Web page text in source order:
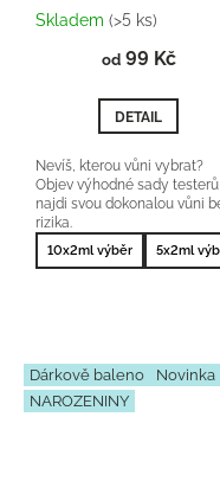
hodnocení
je
z
5
Skladem (>5 ks)
od99 Kč
DETAIL
Nevíš, kterou vůni vybrat?
Objev výhodné sady testerů
najdi svou dokonalou vůni
rizika.
10x2ml výběr 5x2ml
Dárkově baleno
Novinka
NAROZENINY